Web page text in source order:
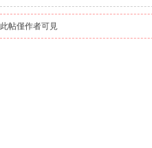
此帖僅作者可見